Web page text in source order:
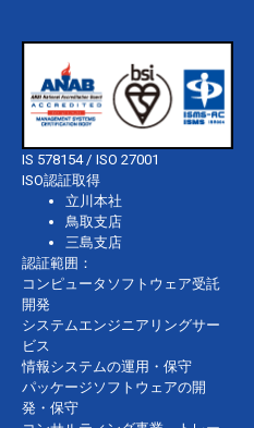
IS 578154 / ISO 27001
ISO認証取得
立川本社
鳥取支店
三島支店
認証範囲：
コンピュータソフトウェア受託
開発
システムエンジニアリングサー
ビス
情報システムの運用・保守
パッケージソフトウェアの開
発・保守